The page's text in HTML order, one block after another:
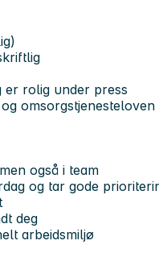
er rolig under press
også i team
og tar gode
deg
arbeidsmiljø